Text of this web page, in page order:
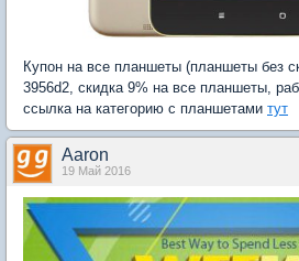
Купон на все планшеты (планшеты без
3956d2, скидка 9% на все планшеты,
ссылка на категорию с планшетами тут
Aaron
19 Май 2016